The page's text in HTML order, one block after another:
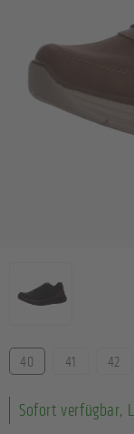
Sofort verfügbar,
Größe
40 41 42